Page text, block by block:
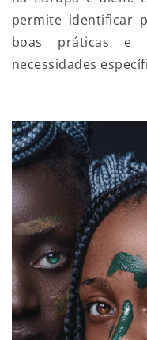
permite identificar
boas práticas e
necessidades